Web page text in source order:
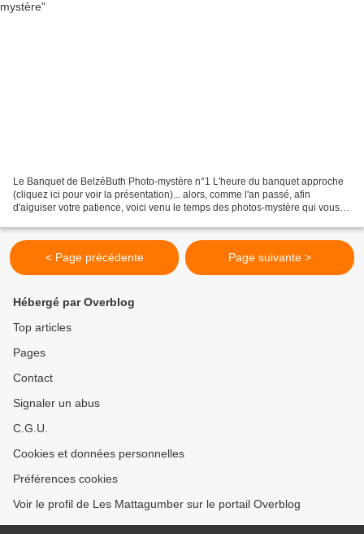
Le Banquet de BelzéButh Photo-mystère n°1 L'heure du banquet approche
(cliquez ici pour voir la présentation)... alors, comme l'an passé, afin
d'aiguiser votre patience, voici venu le temps des photos-mystère qui vous
< Page précédente Page suivante >
Hébergé par Overblog
Top articles
Pages
Contact
Signaler un abus
C.G.U.
Cookies et données personnelles
Préférences cookies
Voir le profil de Les Mattagumber sur le portail Overblog